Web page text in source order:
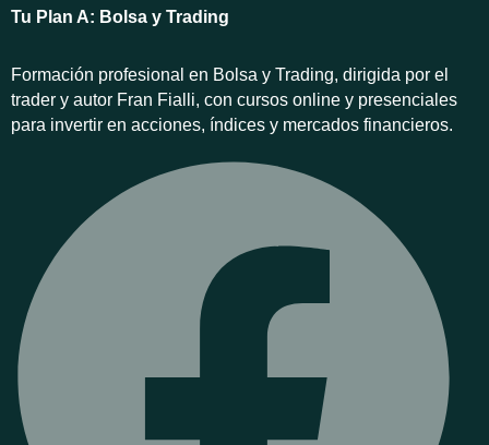
Tu Plan A: Bolsa y Trading
Formación profesional en Bolsa y Trading, dirigida por el
trader y autor Fran Fialli, con cursos online y presenciales
para invertir en acciones, índices y mercados financieros.